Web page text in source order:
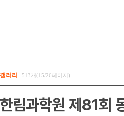
갤러리 513개(15/26페이지)
한림과학원 제81회